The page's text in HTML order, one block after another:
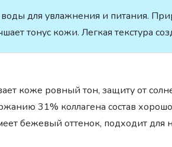
для увлажнения и питания.
тонус кожи. Легкая текстура
коже ровный тон, защиту от
31% коллагена состав
бежевый оттенок, подходит для